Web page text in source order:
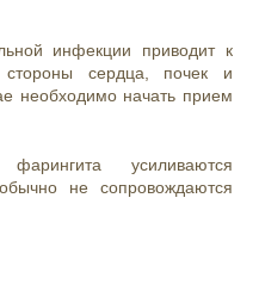
инфекции приводит к
сердца, почек и
необходимо начать прием
усиливаются
не сопровождаются